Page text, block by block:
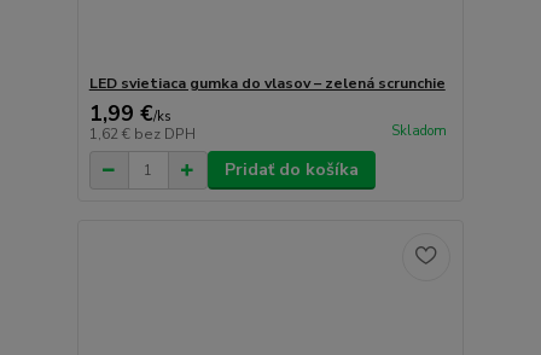
LED svietiaca gumka do vlasov – zelená scrunchie
1,99 €/ks
1,62 € bez DPH Skladom
Pridať do košíka